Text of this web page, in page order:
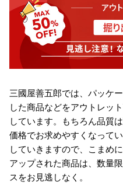
三國屋善五郎では、パッケ
した商品などをアウトレッ
しています。もちろん品質
価格でお求めやすくなって
していきますので、こまめ
アップされた商品は、数量
スをお見逃しなく。